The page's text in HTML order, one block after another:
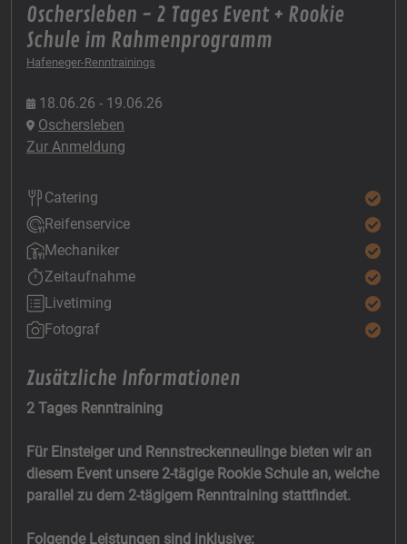
Oschersleben - 2 Tages Event + Rookie
Schule im Rahmenprogramm
Hafeneger-Renntrainings
18.06.26 - 19.06.26
Oschersleben
Zur Anmeldung
Catering
Reifenservice
Mechaniker
Zeitaufnahme
Livetiming
Fotograf
Zusätzliche Informationen
2 Tages Renntraining
Für Einsteiger und Rennstreckenneulinge bieten wir an
diesem Event unsere 2-tägige Rookie Schule an, welche
parallel zu dem 2-tägigem Renntraining stattfindet.
Folgende Leistungen sind inklusive: